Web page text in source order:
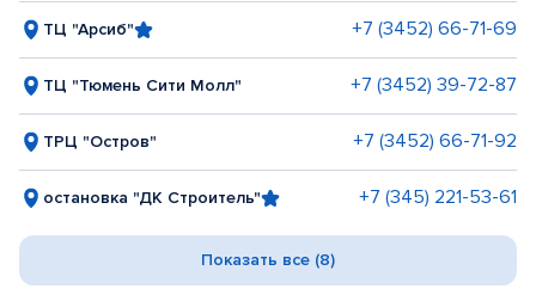
ТЦ "Арсиб" +7 (3452) 66-71-69
ТЦ "Тюмень Сити Молл" +7 (3452) 39-72-87
ТРЦ "Остров" +7 (3452) 66-71-92
остановка "ДК Строитель" +7 (345) 221-53-61
Показать все (8)